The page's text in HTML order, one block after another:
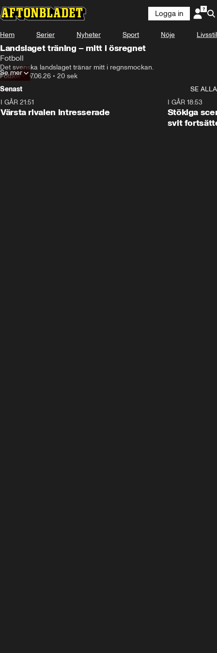
Logga in
Hem Serier Nyheter Sport Nöje Livsstil
Landslaget träning – mitt i ösregnet
Fotboll
Det svenska landslaget tränar mitt i regnsmockan.
Fotboll•07.06.26 • 20 sek
Se mer
Senast
SE ALLA
I GÅR 21:51
Värsta rivalen intresserade
I GÅR 18:53
Stökiga
svit